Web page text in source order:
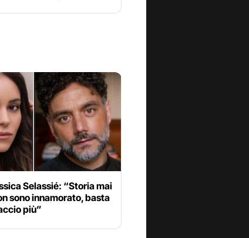
Selassié: “Storia mai
sono innamorato, basta
più”